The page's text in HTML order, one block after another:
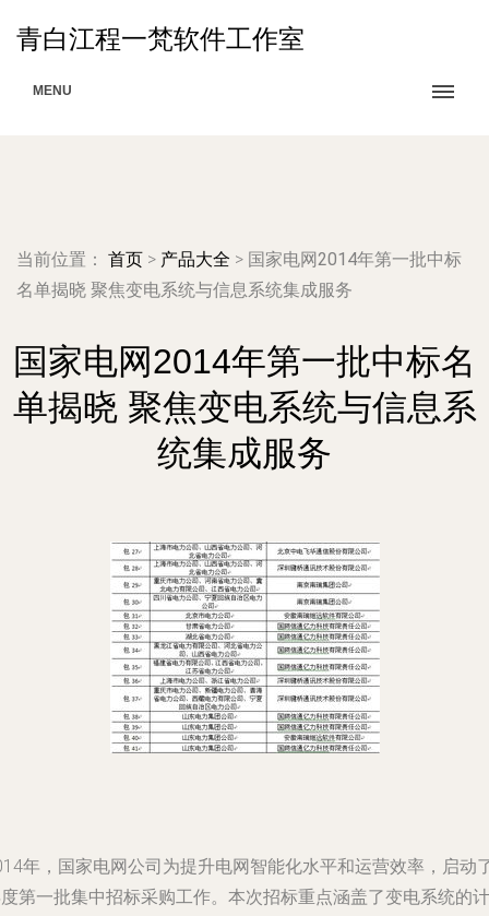
青白江程一梵软件工作室
MENU
当前位置： 首页 > 产品大全 > 国家电网2014年第一批中标
名单揭晓 聚焦变电系统与信息系统集成服务
国家电网2014年第一批中标名
单揭晓 聚焦变电系统与信息系
统集成服务
年，国家电网公司为提升电网智能化水平和运营效率，启动
第一批集中招标采购工作。本次招标重点涵盖了变电系统的计